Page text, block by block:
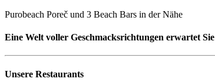
Purobeach Poreč und 3 Beach Bars in der Nähe
Eine Welt voller Geschmacksrichtungen erwartet Sie
Unsere Restaurants